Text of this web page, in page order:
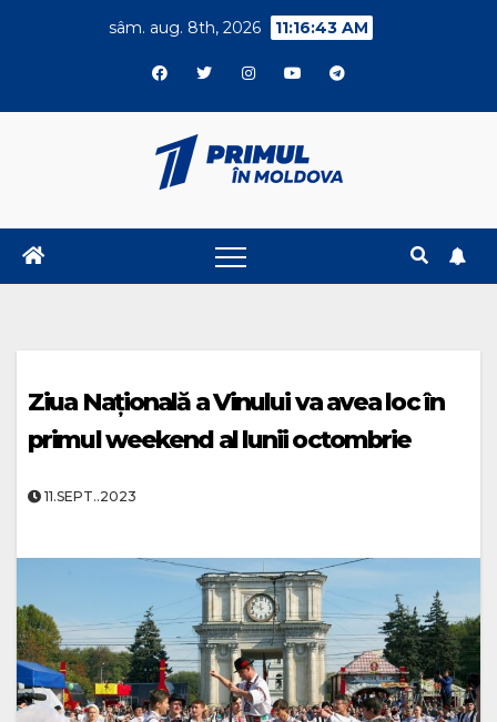
sâm. aug. 8th, 2026 11:16:44 AM
Ziua Națională a Vinului va avea loc în
primul weekend al lunii octombrie
11.SEPT..2023